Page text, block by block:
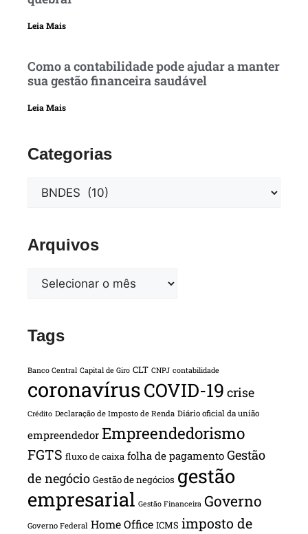
Leia Mais
Como a contabilidade pode ajudar a manter
sua gestão financeira saudável
Leia Mais
Categorias
Arquivos
Tags
Banco Central Capital de Giro CLT CNPJ contabilidade
coronavírusCOVID-19 crise
Crédito Declaração de Imposto de Renda Diário oficial da união
empreendedor Empreendedorismo
FGTS fluxo de caixa folha de pagamento Gestão
de negócio Gestão de negócios gestão
empresarial Gestão Financeira Governo
Governo Federal Home Office ICMS imposto de